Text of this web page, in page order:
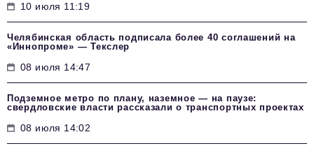
10 июля 11:19
Челябинская область подписала более 40 соглашений на
«Иннопроме» — Текслер
08 июля 14:47
Подземное метро по плану, наземное — на паузе:
свердловские власти рассказали о транспортных проектах
08 июля 14:02